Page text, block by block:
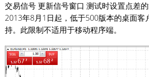
交易信号 更新信号窗口 测试时设置点差
2013年8月1日起，低于500版本的桌面客
持。此限制不适用于移动程序端。